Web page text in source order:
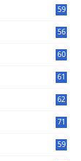
59
56
60
61
62
71
59